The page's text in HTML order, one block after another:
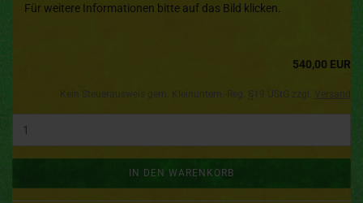
Für weitere Informationen bitte auf das Bild klicken.
540,00 EUR
IN DEN WARENKORB